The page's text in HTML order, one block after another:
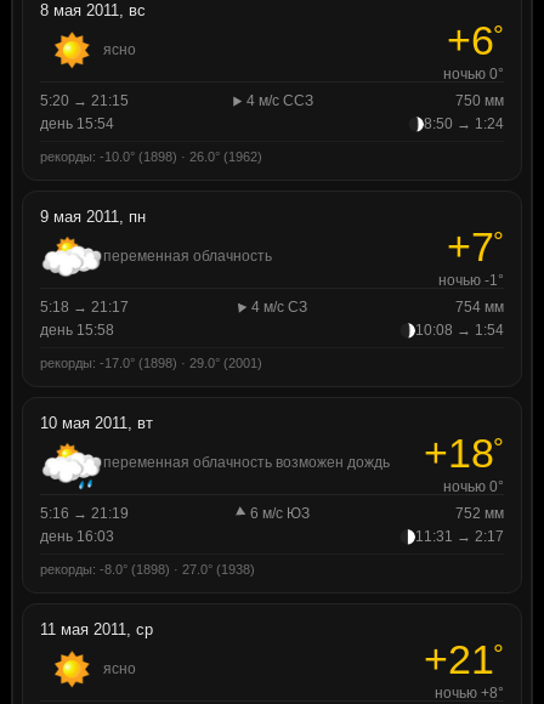
8 мая 2011, вс
ясно +6°
ночью 0°
5:20 → 21:15
4 м/с ССЗ
750 мм
день 15:54
8:50 → 1:24
рекорды: -10.0° (1898) · 26.0° (1962)
9 мая 2011, пн
переменная облачность +7°
ночью -1°
5:18 → 21:17
4 м/с СЗ
754 мм
день 15:58
10:08 → 1:54
рекорды: -17.0° (1898) · 29.0° (2001)
10 мая 2011, вт
переменная облачность возможен дождь +18°
ночью 0°
5:16 → 21:19
6 м/с ЮЗ
752 мм
день 16:03
11:31 → 2:17
рекорды: -8.0° (1898) · 27.0° (1938)
11 мая 2011, ср
ясно +21°
ночью +8°